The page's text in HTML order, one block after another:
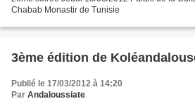
Chabab Monastir de Tunisie
3ème édition de
Publié le 17/03/2012 à 14:20
Par Andaloussiate